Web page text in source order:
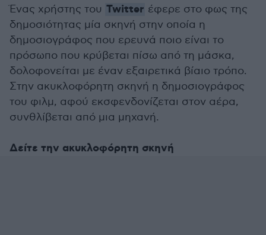
Ένας χρήστης του Twitter έφερε στο φως της
δημοσιότητας μία σκηνή στην οποία η
δημοσιογράφος που ερευνά ποιο είναι το
πρόσωπο που κρύβεται πίσω από τη μάσκα,
δολοφονείται με έναν εξαιρετικά βίαιο τρόπο.
Στην ακυκλοφόρητη σκηνή η δημοσιογράφος
του φιλμ, αφού εκσφενδονίζεται στον αέρα,
συνθλίβεται από μια μηχανή.
Δείτε την ακυκλοφόρητη σκηνή